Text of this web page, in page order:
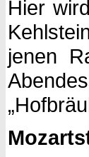
Hier
jenen